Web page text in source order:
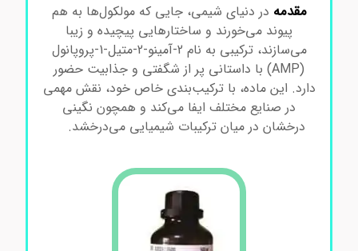
مقدمهدر دنیای شیمی، جایی که مولکول‌ها به هم
پیوند می‌خورند و ساختارهایی پیچیده و زیبا
می‌سازند، ترکیبی به نام 2-آمینو-2-متیل-1-پروپانول
(AMP) با داستانی پر از شگفتی و جذابیت حضور
دارد. این ماده، با ترکیب‌بندی خاص خود، نقش مهمی
در صنایع مختلف ایفا می‌کند و همچون نگینی
درخشان در میان ترکیبات شیمیایی می‌درخشد. 2-